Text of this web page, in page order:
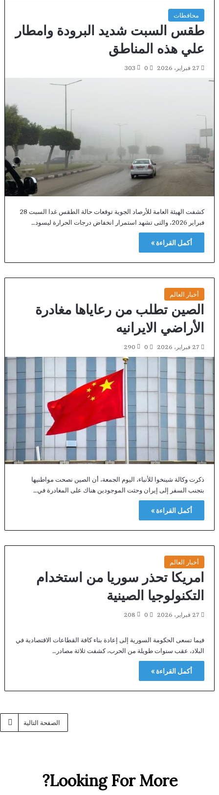
محافطات
طقس السبت شديد البرودة وامطار
علي هذه المناطق
27 فبراير، 2026 0
303
كشفت الهيئة العامة للأرصاد الجوية توقعات حالة الطقس غدا السبت 28
فبراير 2026، والتى تشهد استمرار انخفاض درجات الحرارة ليسود…
أكمل القراءة »
أخبار العالم
الصين تطلب من رعاياها مغادرة
الأراضي الايرانيه
27 فبراير، 2026 0
290
ذكرت وكالة شينخوا للأنباء، اليوم الجمعة، أن الصين نصحت مواطنيها
بتجنب السفر إلى إيران وحثت الموجودين هناك على المغادرة في…
أكمل القراءة »
أخبار العالم
امريكا تحذر سوريا من استخدام
التكنولوجيا الصينية
27 فبراير، 2026 0
208
فيما تسعى الحكومة السورية إلى إعادة بناء كافة القطاعات الاقتصادية في
البلاد، عقب سنوات طويلة من الحرب، كشفت ثلاثة مصادر…
أكمل القراءة »
الصفحة التالية
Looking For More?